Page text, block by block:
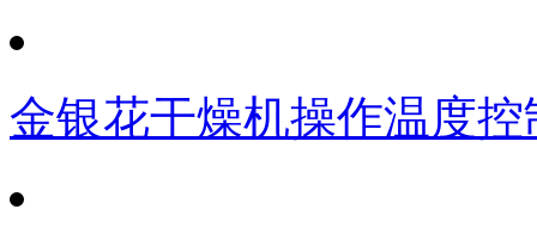
金银花干燥机操作温度